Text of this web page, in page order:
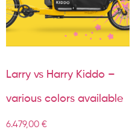
Larry vs Harry Kiddo –
various colors available
6.479,00 €